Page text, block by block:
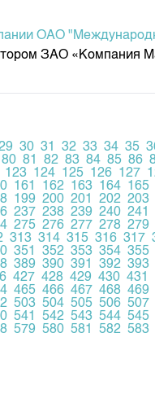
ОАО
ЗАО «Компания
30 31 32 33 34 35
80 81 82 83 84 85 86
123 124 125 126 127
161 162 163 164 165
199 200 201 202 203
237 238 239 240 241
275 276 277 278 279
313 314 315 316 317
351 352 353 354 355
389 390 391 392 393
427 428 429 430 431
465 466 467 468 469
503 504 505 506 507
541 542 543 544 545
579 580 581 582 583